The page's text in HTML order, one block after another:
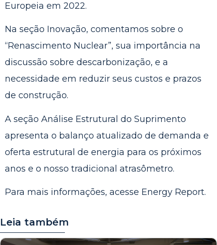
Europeia em 2022.
Na seção Inovação, comentamos sobre o
“Renascimento Nuclear”, sua importância na
discussão sobre descarbonização, e a
necessidade em reduzir seus custos e prazos
de construção.
A seção Análise Estrutural do Suprimento
apresenta o balanço atualizado de demanda e
oferta estrutural de energia para os próximos
anos e o nosso tradicional atrasômetro.
Para mais informações, acesse Energy Report.
Leia também